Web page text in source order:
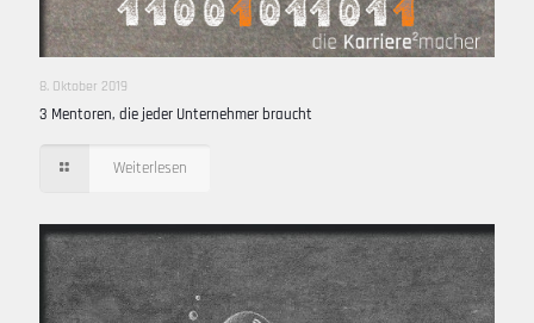
8. Oktober 2019
3 Mentoren, die jeder Unternehmer braucht
Weiterlesen